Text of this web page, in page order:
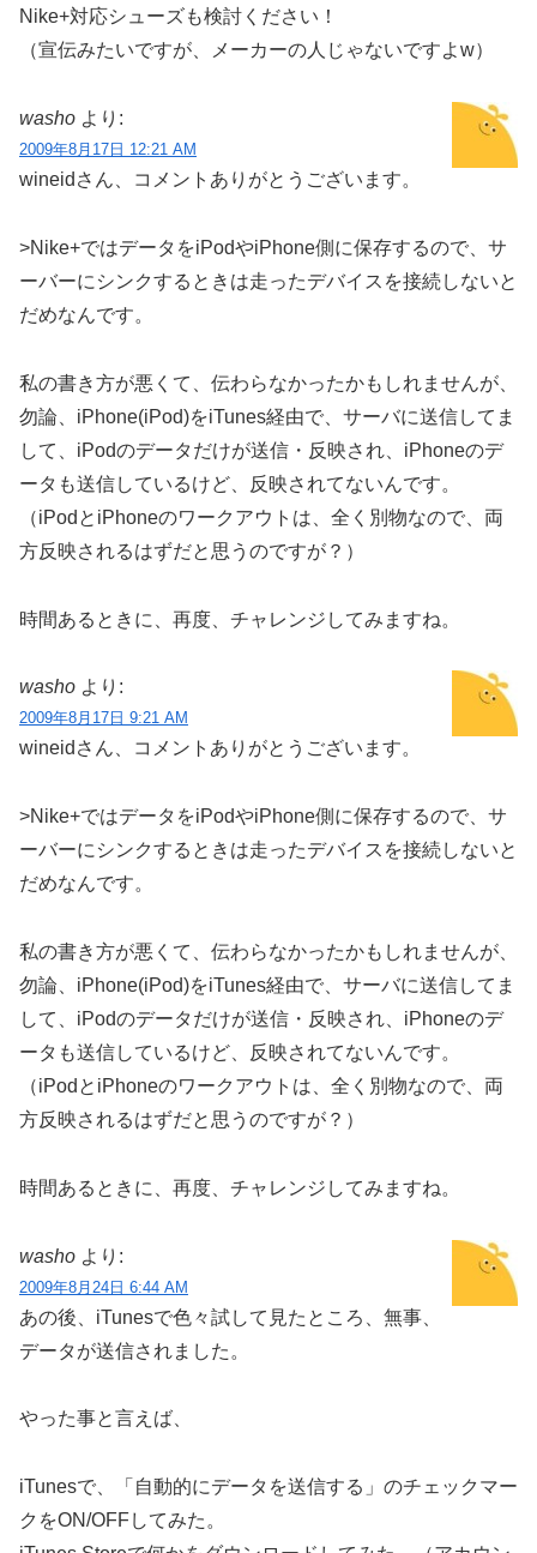
Nike+対応シューズも検討ください！
（宣伝みたいですが、メーカーの人じゃないですよw）
washo より:
2009年8月17日 12:21 AM
wineidさん、コメントありがとうございます。
>Nike+ではデータをiPodやiPhone側に保存するので、サ
ーバーにシンクするときは走ったデバイスを接続しないと
だめなんです。
私の書き方が悪くて、伝わらなかったかもしれませんが、
勿論、iPhone(iPod)をiTunes経由で、サーバに送信してま
して、iPodのデータだけが送信・反映され、iPhoneのデ
ータも送信しているけど、反映されてないんです。
（iPodとiPhoneのワークアウトは、全く別物なので、両
方反映されるはずだと思うのですが？）
時間あるときに、再度、チャレンジしてみますね。
washo より:
2009年8月17日 9:21 AM
wineidさん、コメントありがとうございます。
>Nike+ではデータをiPodやiPhone側に保存するので、サ
ーバーにシンクするときは走ったデバイスを接続しないと
だめなんです。
私の書き方が悪くて、伝わらなかったかもしれませんが、
勿論、iPhone(iPod)をiTunes経由で、サーバに送信してま
して、iPodのデータだけが送信・反映され、iPhoneのデ
ータも送信しているけど、反映されてないんです。
（iPodとiPhoneのワークアウトは、全く別物なので、両
方反映されるはずだと思うのですが？）
時間あるときに、再度、チャレンジしてみますね。
washo より:
2009年8月24日 6:44 AM
あの後、iTunesで色々試して見たところ、無事、
データが送信されました。
やった事と言えば、
iTunesで、「自動的にデータを送信する」のチェックマー
クをON/OFFしてみた。